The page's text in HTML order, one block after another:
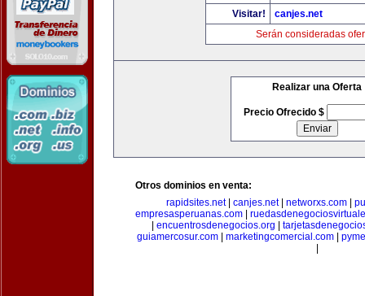
Visitar!
canjes.net
Serán consideradas
Realizar una Oferta
Precio Ofrecido $
Otros dominios en venta:
rapidsites.net| canjes.net| networxs.com
empresasperuanas.com
encuentrosdenegocios.org
guiamercosur.com| marketingcomercial.com|